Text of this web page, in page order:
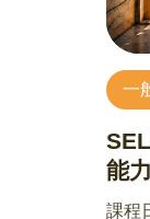
由講
享個
動
1. 尋
造性
2. 聲
一
能力
課程